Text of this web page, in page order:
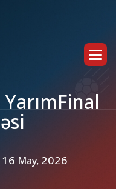
YarımFinal
əsi
16 May, 2026